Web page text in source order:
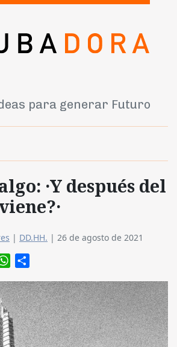
para generar Futuro
·Y después del
| DD.HH. | 26 de agosto de 2021
WhatsApp